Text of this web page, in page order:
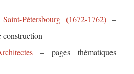
Pétersbourg (1672-1762)–
construction
– pages thématiques